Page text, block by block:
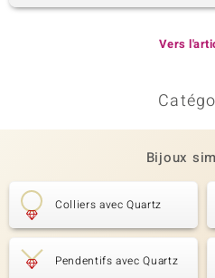
Vers
Bijoux
Colliers avec Quartz
Pendentifs avec Quartz